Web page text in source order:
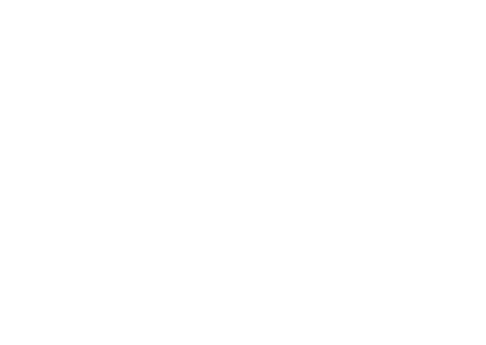
€2,70 à €8,00
sur la page du produit